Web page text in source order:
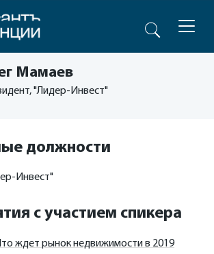
Мамаев
"Лидер-Инвест"
должности
Инвест"
с участием спикера
ждет рынок недвижимости в 2019